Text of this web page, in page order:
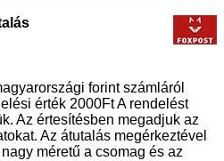
forint számláról
érték 2000Ft A rendelést
Az értesítésben megadjuk az
Az átutalás megérkeztével
méretű a csomag és az